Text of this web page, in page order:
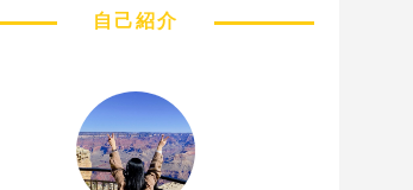
自己紹介